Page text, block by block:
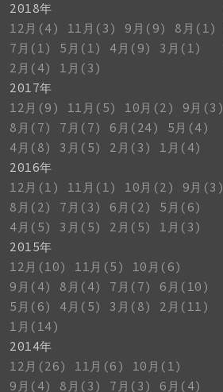
2018年
12月(4)
11月(3) 9月(9)
8月(1)
7月(1)
5月(1) 4月(9)
3月(1)
2月(4)
1月(3)
2017年
12月(9)
11月(5) 10月(2)
9月(3)
8月(7)
7月(7) 6月(24)
5月(4)
4月(8)
3月(5) 2月(3)
1月(4)
2016年
12月(1)
11月(1) 10月(2)
9月(3)
8月(2)
7月(3) 6月(2)
5月(6)
4月(5)
3月(5) 2月(5)
1月(3)
2015年
12月(10)
11月(5)
10月(6)
9月(4)
8月(4) 7月(7)
6月(10)
5月(6)
4月(5) 3月(8)
2月(11)
1月(14)
2014年
12月(26)
11月(6)
10月(1)
9月(4)
8月(3) 7月(3)
6月(4)